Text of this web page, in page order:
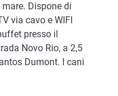
Dispone di
via cavo e WIFI
presso il
Novo Rio, a 2,5
Dumont. I cani